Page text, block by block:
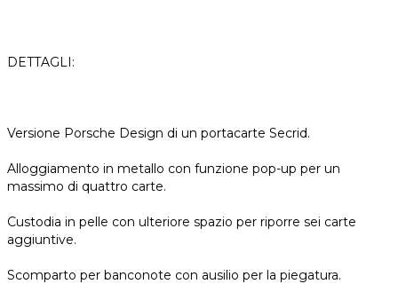
DETTAGLI:
Versione Porsche Design di un portacarte Secrid.
Alloggiamento in metallo con funzione pop-up per un
massimo di quattro carte.
Custodia in pelle con ulteriore spazio per riporre sei carte
aggiuntive.
Scomparto per banconote con ausilio per la piegatura.